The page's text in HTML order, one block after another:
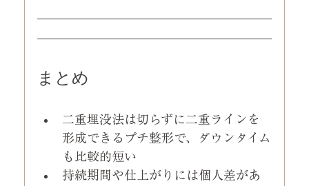
まとめ
二重埋没法は切らずに二重ラインを
形成できるプチ整形で、ダウンタイム
も比較的短い
持続期間や仕上がりには個人差があ